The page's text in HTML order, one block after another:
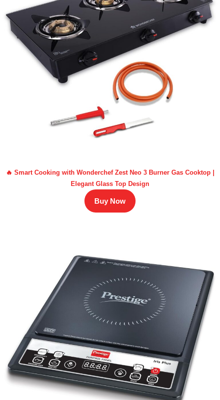
🔥 Smart Cooking with Wonderchef Zest Neo 3 Burner Gas Cooktop |
Elegant Glass Top Design
Buy Now